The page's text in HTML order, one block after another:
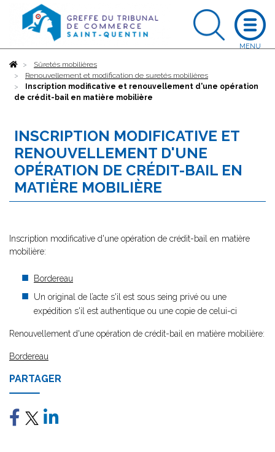
AccueilSûretés mobilières
Renouvellement et modification de suretés mobilières
Inscription modificative et renouvellement d'une opération
de crédit-bail en matière mobilière
INSCRIPTION MODIFICATIVE ET
RENOUVELLEMENT D'UNE
OPÉRATION DE CRÉDIT-BAIL EN
MATIÈRE MOBILIÈRE
Inscription modificative d'une opération de crédit-bail en matière
mobilière:
Bordereau
Un original de l’acte s'il est sous seing privé ou une
expédition s'il est authentique ou une copie de celui-ci
Renouvellement d'une opération de crédit-bail en matière mobilière:
Bordereau
PARTAGER